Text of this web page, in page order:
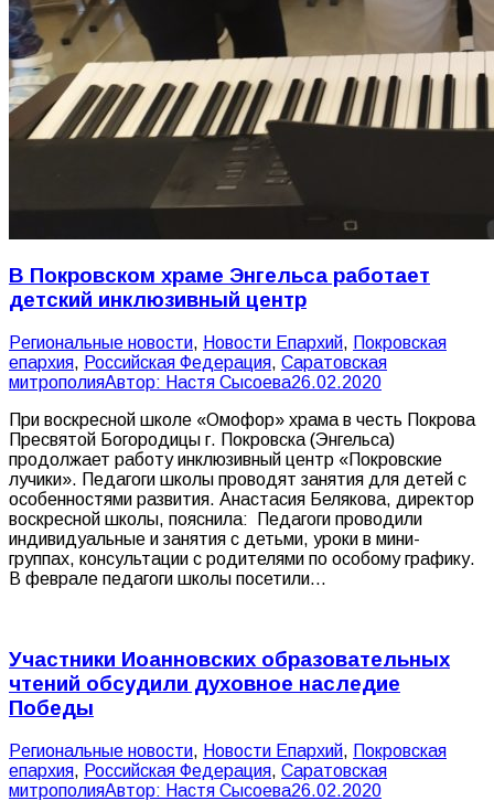
В Покровском храме Энгельса работает
детский инклюзивный центр
Pегиональные новости, Новости Епархий, Покровская
епархия, Российская Федерация, Саратовская
митрополияАвтор: Настя Сысоева26.02.2020
При воскресной школе «Омофор» храма в честь Покрова
Пресвятой Богородицы г. Покровска (Энгельса)
продолжает работу инклюзивный центр «Покровские
лучики». Педагоги школы проводят занятия для детей с
особенностями развития. Анастасия Белякова, директор
воскресной школы, пояснила: Педагоги проводили
индивидуальные и занятия с детьми, уроки в мини-
группах, консультации с родителями по особому графику.
В феврале педагоги школы посетили…
Участники Иоанновских образовательных
чтений обсудили духовное наследие
Победы
Pегиональные новости, Новости Епархий, Покровская
епархия, Российская Федерация, Саратовская
митрополияАвтор: Настя Сысоева26.02.2020